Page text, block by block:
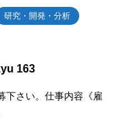
研究・開発・分析
163
下さい。仕事内容《雇